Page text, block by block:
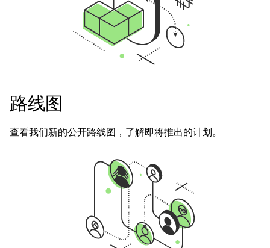
路线图
查看我们新的公开路线图，了解即将推出的计划。